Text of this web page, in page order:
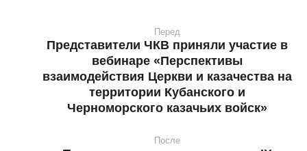
Перед
Представители ЧКВ приняли участие в
вебинаре «Перспективы
взаимодействия Церкви и казачества на
территории Кубанского и
Черноморского казачьих войск»
После